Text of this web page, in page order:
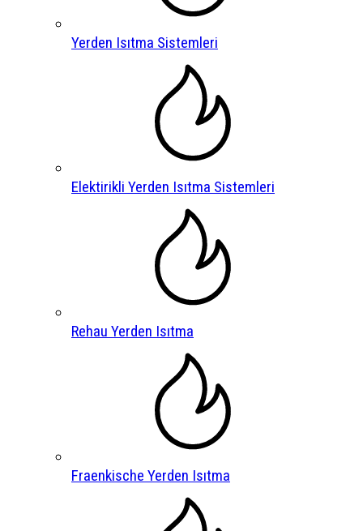
Yerden Isıtma Sistemleri
Elektirikli Yerden Isıtma Sistemleri
Rehau Yerden Isıtma
Fraenkische Yerden Isıtma